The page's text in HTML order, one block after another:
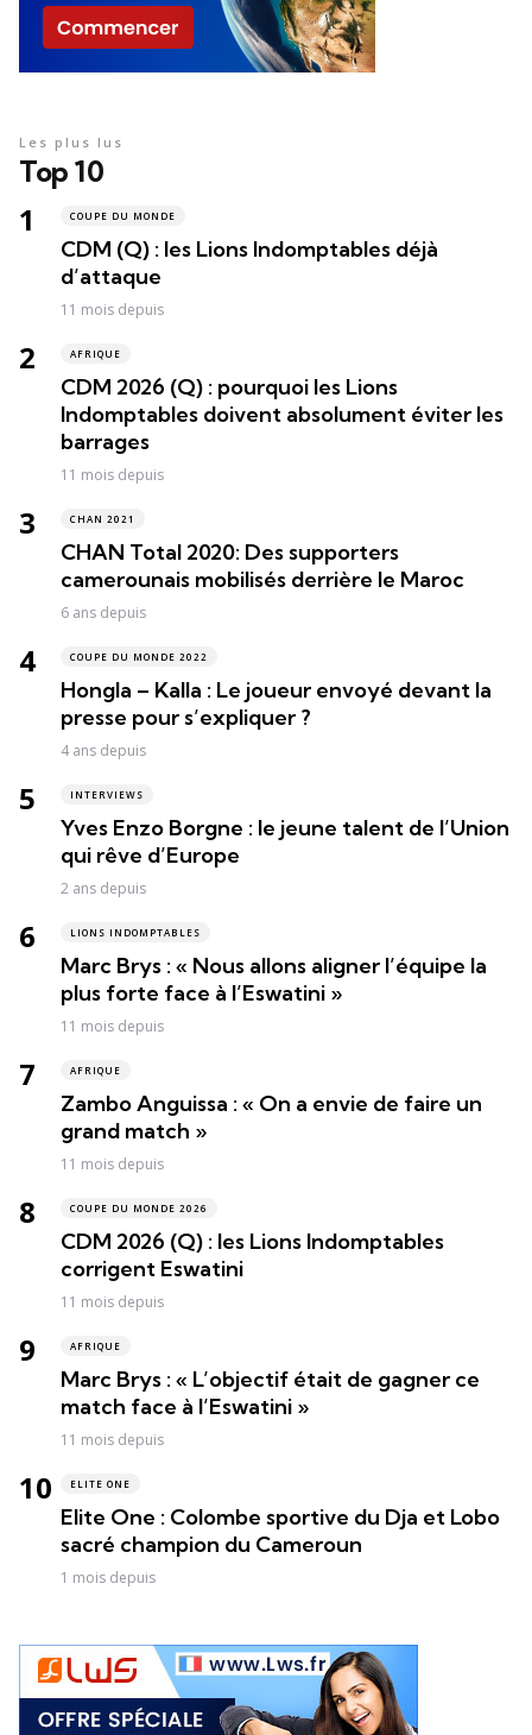
Top 10
Les plus lus
COUPE DU MONDE
CDM (Q) : les Lions Indomptables déjà
d’attaque
11 mois depuis
AFRIQUE
CDM 2026 (Q) : pourquoi les Lions
Indomptables doivent absolument éviter les
barrages
11 mois depuis
CHAN 2021
CHAN Total 2020: Des supporters
camerounais mobilisés derrière le Maroc
6 ans depuis
COUPE DU MONDE 2022
Hongla – Kalla : Le joueur envoyé devant la
presse pour s’expliquer ?
4 ans depuis
INTERVIEWS
Yves Enzo Borgne : le jeune talent de l’Union
qui rêve d’Europe
2 ans depuis
LIONS INDOMPTABLES
Marc Brys : « Nous allons aligner l’équipe la
plus forte face à l’Eswatini »
11 mois depuis
AFRIQUE
Zambo Anguissa : « On a envie de faire un
grand match »
11 mois depuis
COUPE DU MONDE 2026
CDM 2026 (Q) : les Lions Indomptables
corrigent Eswatini
11 mois depuis
AFRIQUE
Marc Brys : « L’objectif était de gagner ce
match face à l’Eswatini »
11 mois depuis
ELITE ONE
Elite One : Colombe sportive du Dja et Lobo
sacré champion du Cameroun
1 mois depuis